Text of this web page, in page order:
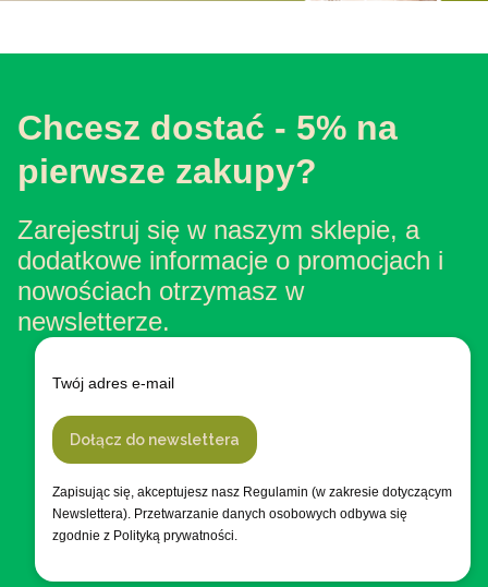
Chcesz dostać - 5% na
pierwsze zakupy?
Zarejestruj się w naszym sklepie, a
dodatkowe informacje o promocjach i
nowościach otrzymasz w
newsletterze.
Twój adres e-mail
Dołącz do newslettera
Zapisując się, akceptujesz nasz Regulamin (w zakresie dotyczącym
Newslettera). Przetwarzanie danych osobowych odbywa się
zgodnie z Polityką prywatności.